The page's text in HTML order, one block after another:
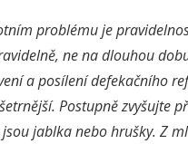
problému je
ne na dlouhou
a posílení defekačního
Postupně zvyšujte
jablka nebo hrušky. Z